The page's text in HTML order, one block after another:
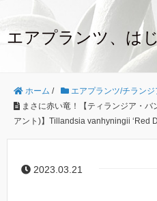
エアプランツ、は
ホーム / エアプランツ/チランジ
まさに赤い竜！【ティランジア・バ
アント)】Tillandsia vanhyningii ‘Red
2023.03.21